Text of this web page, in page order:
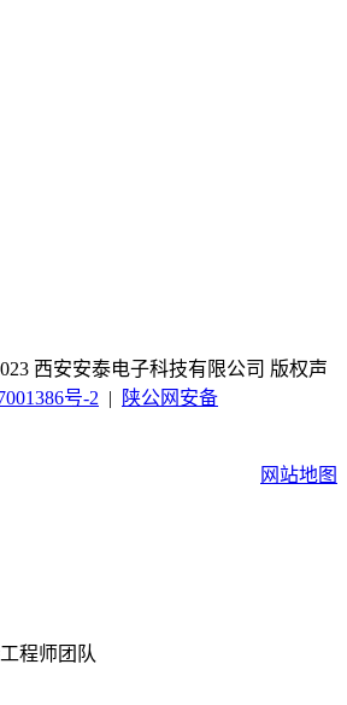
西安安泰电子科技有限公司 版权声
号-2 |
陕公网安备
网站地图
程师团队